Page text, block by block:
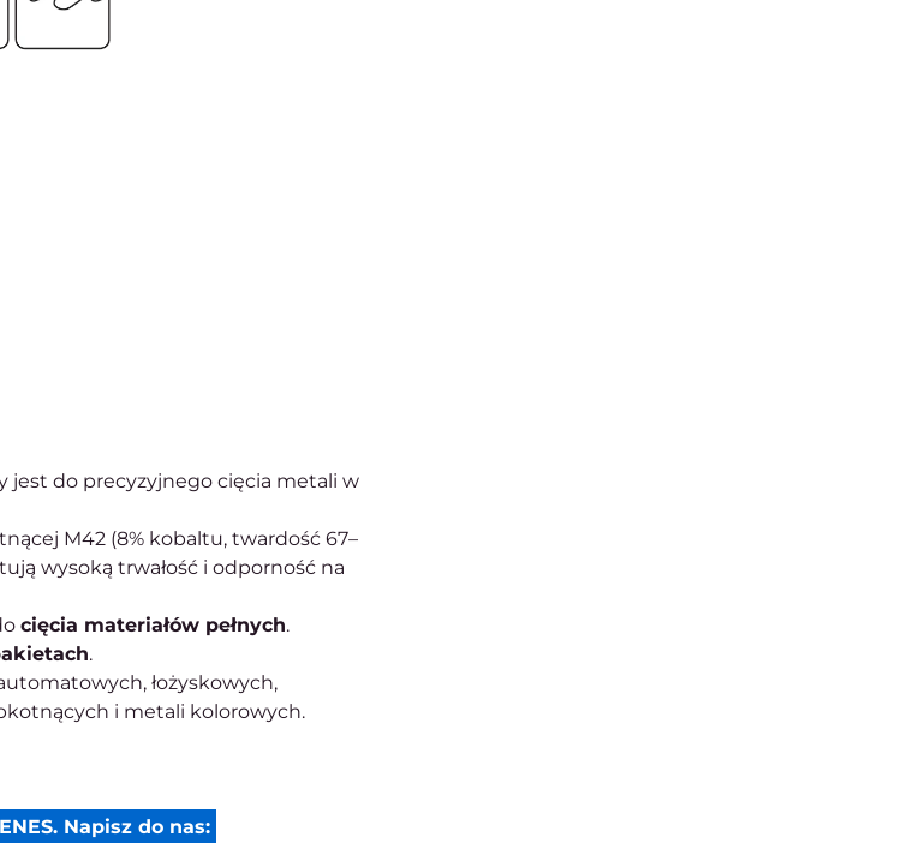
jest do precyzyjnego cięcia metali w
M42 (8% kobaltu, twardość 67–
wysoką trwałość i odporność na
cięcia materiałów pełnych.
.
łożyskowych,
i metali kolorowych.
Napisz do nas: